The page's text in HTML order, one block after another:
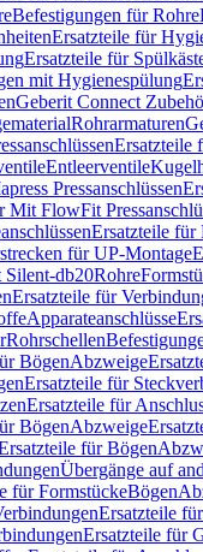
Befestigungen für Rohre
Ersatzteile für
Ersatzteile für
mit Hygienespülung
Geberit Connect
Rohrarmaturen
Ersatzteile
Entleerventile
Pressanschlüssen
Mit FlowFit
Ersatzteile für
für UP-Montage
Silent-db20Rohre
Ersatzteile für
Apparateanschlüsse
Rohrschellen
BögenAbzweige
Ersatzteile für
Ersatzteile für
BögenAbzweige
für Bögen
Übergänge auf
für FormstückeBögen
Ersatzteile
Ersatzteile für